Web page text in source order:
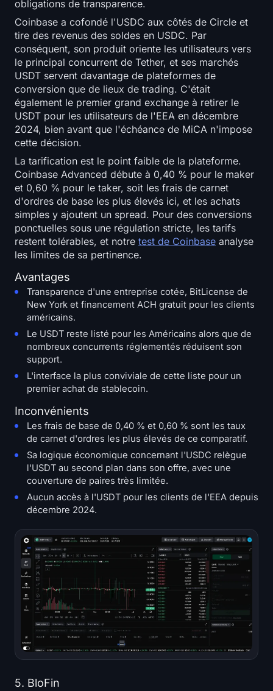
obligations de transparence.
Coinbase a cofondé l'USDC aux côtés de Circle et
tire des revenus des soldes en USDC. Par
conséquent, son produit oriente les utilisateurs vers
le principal concurrent de Tether, et ses marchés
USDT servent davantage de plateformes de
conversion que de lieux de trading. C'était
également le premier grand exchange à retirer le
USDT pour les utilisateurs de l'EEA en décembre
2024, bien avant que l'échéance de MiCA n'impose
cette décision.
La tarification est le point faible de la plateforme.
Coinbase Advanced débute à 0,40 % pour le maker
et 0,60 % pour le taker, soit les frais de carnet
d'ordres de base les plus élevés ici, et les achats
simples y ajoutent un spread. Pour des conversions
ponctuelles sous une régulation stricte, les tarifs
restent tolérables, et notre test de Coinbase analyse
les limites de sa pertinence.
Avantages
Transparence d'une entreprise cotée, BitLicense de
New York et financement ACH gratuit pour les clients
américains.
Le USDT reste listé pour les Américains alors que de
nombreux concurrents réglementés réduisent son
support.
L'interface la plus conviviale de cette liste pour un
premier achat de stablecoin.
Inconvénients
Les frais de base de 0,40 % et 0,60 % sont les taux
de carnet d'ordres les plus élevés de ce comparatif.
Sa logique économique concernant l'USDC relègue
l'USDT au second plan dans son offre, avec une
couverture de paires très limitée.
Aucun accès à l'USDT pour les clients de l'EEA depuis
décembre 2024.
5. BloFin